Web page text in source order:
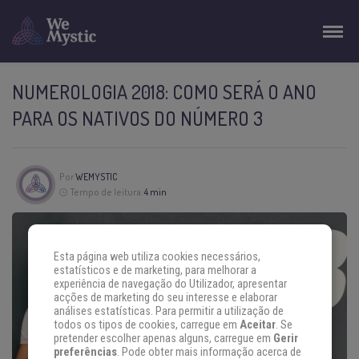
NUMEROLOGIA 2018: COMO SERÁ O ANO
PARA OS NATIVOS DO NÚMERO 3
PorWEMYSTIC
Tempo de leitura:4 min
Esta página web utiliza cookies necessários,
estatísticos e de marketing, para melhorar a
experiência de navegação do Utilizador, apresentar
acções de marketing do seu interesse e elaborar
análises estatísticas. Para permitir a utilização de
todos os tipos de cookies, carregue em Aceitar. Se
pretender escolher apenas alguns, carregue em Gerir
preferências. Pode obter mais informação acerca de